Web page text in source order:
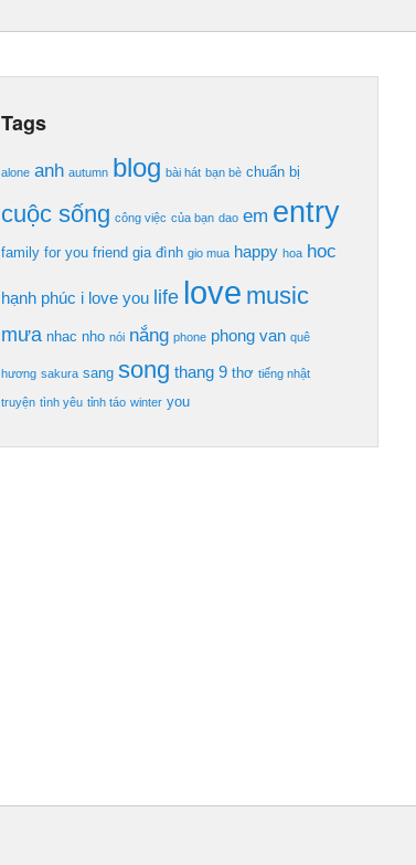
Tags
alone anh autumn blog bài hát bạn bè chuẩn bị
cuộc sống công việc của bạn dao em entry
family for you friend gia đình gio mua happy hoa hoc
hạnh phúc i love you life love music
mưa nhac nho nói nắng phone phong van quê
hương sakura sang song thang 9 thơ tiếng nhật
truyện tình yêu tỉnh táo winter you